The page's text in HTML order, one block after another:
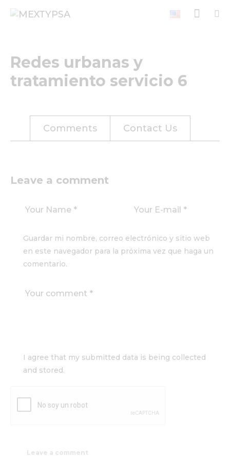
Redes urbanas y
tratamiento servicio 6
Comments Contact Us
Leave a comment
Guardar mi nombre, correo electrónico y sitio web
en este navegador para la próxima vez que haga un
comentario.
I agree that my submitted data is being collected
and stored.